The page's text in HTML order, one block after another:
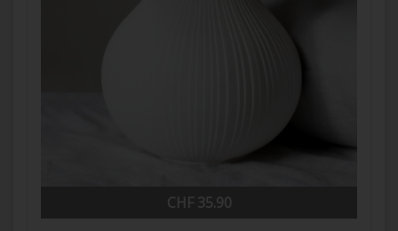
CHF 35.90